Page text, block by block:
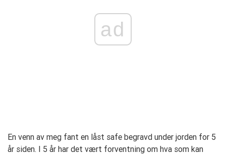
ad
En venn av meg fant en låst safe begravd under jorden for 5
år siden. I 5 år har det vært forventning om hva som kan